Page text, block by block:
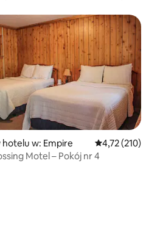
5, liczba recenzji: 5
hotelu w: Empire Średnia
4,72 (210)
Motel – Pokój nr 4